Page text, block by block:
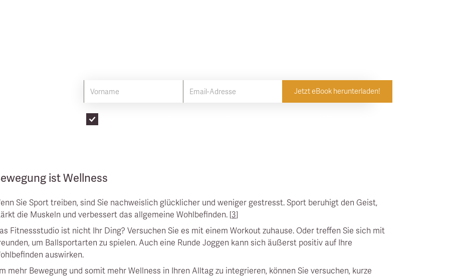
ist Wellness
Sie Sport treiben, sind Sie nachweislich glücklicher und weniger gestresst. Sport beruhigt den Geist,
die Muskeln und verbessert das allgemeine Wohlbefinden. [3]
Fitnessstudio ist nicht Ihr Ding? Versuchen Sie es mit einem Workout zuhause. Oder treffen Sie sich mit
um Ballsportarten zu spielen. Auch eine Runde Joggen kann sich äußerst positiv auf Ihre
auswirken.
mehr Bewegung und somit mehr Wellness in Ihren Alltag zu integrieren, können Sie versuchen, kurze